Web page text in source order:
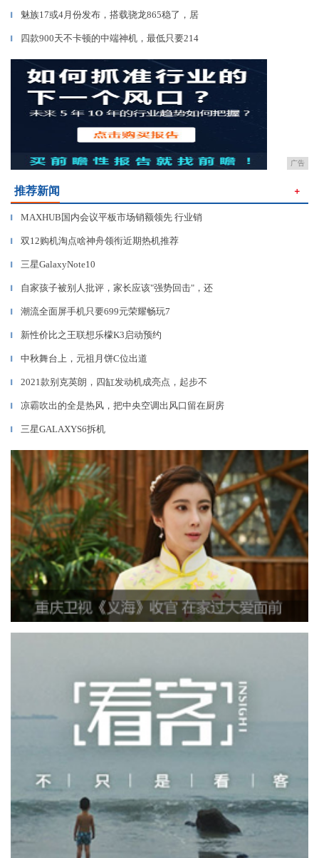
▎ 魅族17或4月份发布，搭载骁龙865稳了，居
▎ 四款900天不卡顿的中端神机，最低只要214
广告
推荐新闻 ＋
▎ MAXHUB国内会议平板市场销额领先 行业销
▎ 双12购机淘点啥神舟领衔近期热机推荐
▎ 三星GalaxyNote10
▎ 自家孩子被别人批评，家长应该"强势回击"，还
▎ 潮流全面屏手机只要699元荣耀畅玩7
▎ 新性价比之王联想乐檬K3启动预约
▎ 中秋舞台上，元祖月饼C位出道
▎ 2021款别克英朗，四缸发动机成亮点，起步不
▎ 凉霸吹出的全是热风，把中央空调出风口留在厨房
▎ 三星GALAXYS6拆机